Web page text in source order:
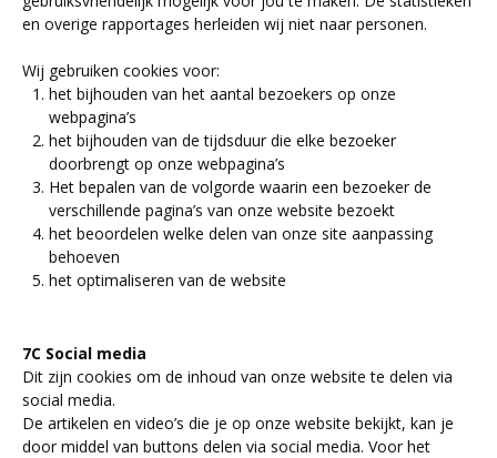
en overige rapportages herleiden wij niet naar personen.
Wij gebruiken cookies voor:
het bijhouden van het aantal bezoekers op onze
webpagina’s
het bijhouden van de tijdsduur die elke bezoeker
doorbrengt op onze webpagina’s
Het bepalen van de volgorde waarin een bezoeker de
verschillende pagina’s van onze website bezoekt
het beoordelen welke delen van onze site aanpassing
behoeven
het optimaliseren van de website
7C Social media
Dit zijn cookies om de inhoud van onze website te delen via
social media.
De artikelen en video’s die je op onze website bekijkt, kan je
door middel van buttons delen via social media. Voor het